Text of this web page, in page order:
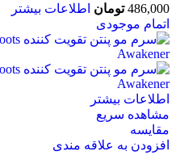
486,000 تومان اطلاعات بیشتر
اتمام موجودی
اطلاعات بیشتر
مشاهده سریع
مقایسه
افزودن به علاقه مندی